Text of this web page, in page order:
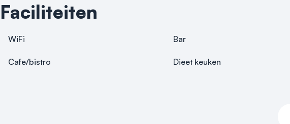
Faciliteiten
WiFi Bar
Cafe/bistro Dieet keuken